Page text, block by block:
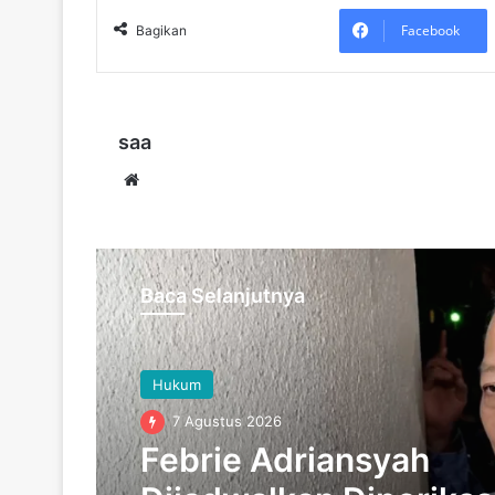
Bagikan Facebook
saa
Baca Selanjutnya
Hukum
7 Agustus 2026
Febrie Adriansyah